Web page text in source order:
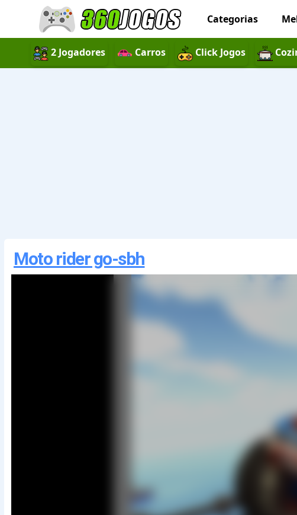
Categorias
2 Jogadores Carros Click Jogos
Moto rider go-sbh